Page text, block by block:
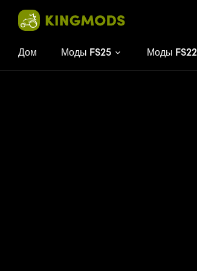
Дом Моды FS25 Моды FS22